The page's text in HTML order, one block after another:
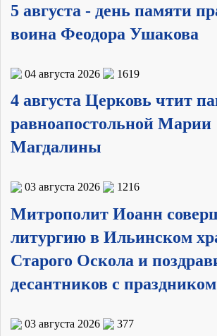
5 августа - день памяти
воина Феодора Ушакова
04 августа 2026 1619
4 августа Церковь чтит
равноапостольной Марии
Магдалины
03 августа 2026 1216
Митрополит Иоанн
литургию в Ильинском
Старого Оскола и
десантников с праздником
03 августа 2026 377